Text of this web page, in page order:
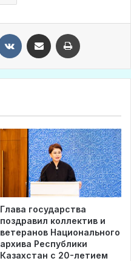
Глава государства
поздравил коллектив и
ветеранов Национального
архива Республики
Казахстан с 20-летием